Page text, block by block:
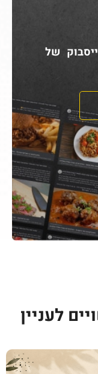
של
לעניין